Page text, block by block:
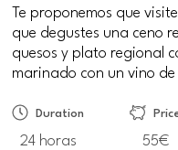
Te proponemos que
que degustes una ceno
quesos y plato regional
marinado con un vino
Duration
24 horas 55€